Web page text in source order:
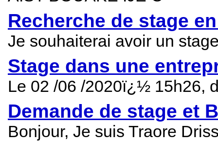
Recherche de stage
Je souhaiterai avoir un
Stage dans une
Le 02 /06 /2020ï¿½ 15h26,
Demande de stage et
Bonjour, Je suis Traore